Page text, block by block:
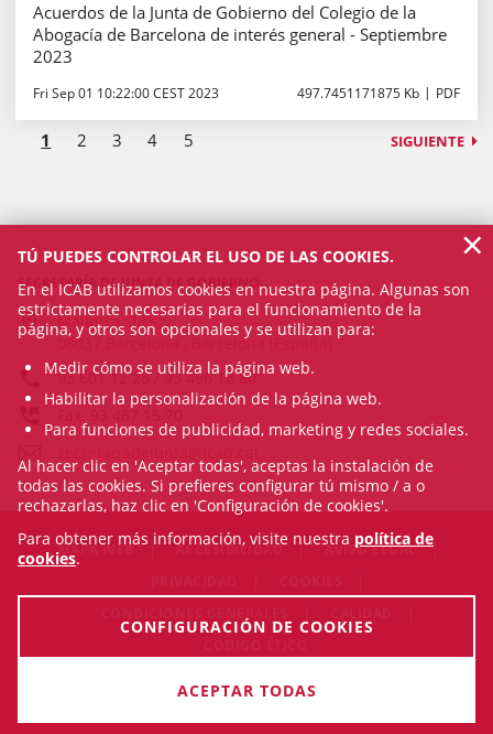
Acuerdos de la Junta de Gobierno del Colegio de la
Abogacía de Barcelona de interés general - Septiembre
2023
Fri Sep 01 10:22:00 CEST 2023 497.7451171875 Kb PDF
1 2 3 4 5 SIGUIENTE
SECRETARÍA DE JUNTA DE GOBIERNO
Mallorca, 283
08037 Barcelona , Barcelona (España)
93 601 12 28 / 93 496 18 80
Fax: 93 487 15 70
MAPA WEB ACCESIBILIDAD
AVISO LEGAL
© Thu Aug 06 21:57:55 CEST 2026 Il·lustre Col·legi de
TÚ PUEDES CONTROLAR EL USO DE LAS COOKIES.
En el ICAB utilizamos cookies en nuestra página. Algunas son
estrictamente necesarias para el funcionamiento de la
página, y otros son opcionales y se utilizan para:
Medir cómo se utiliza la página web.
Habilitar la personalización de la página web.
Para funciones de publicidad, marketing y redes sociales.
Al hacer clic en 'Aceptar todas', aceptas la instalación de
todas las cookies. Si prefieres configurar tú mismo / a o
rechazarlas, haz clic en 'Configuración de cookies'.
Para obtener más información, visite nuestra política de
cookies.
CONFIGURACIÓN DE COOKIES
ACEPTAR TODAS
×